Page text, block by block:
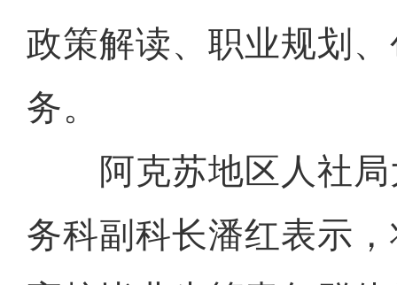
政策解读、职业规划
务。
阿克苏地区人社局
务科副科长潘红表示